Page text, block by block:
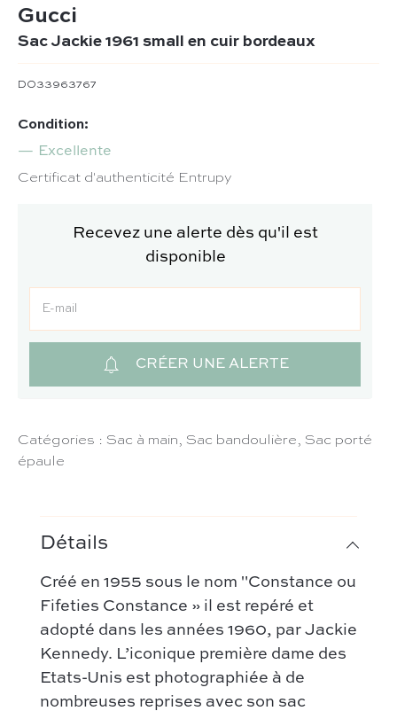
Détails
Créé en 1955 sous le nom "Constance ou
Fifeties Constance » il est repéré et
adopté dans les années 1960, par Jackie
Kennedy. L’iconique première dame des
Etats-Unis est photographiée à de
nombreuses reprises avec son sac
Gucci
Sac Jackie 1961 small en cuir bordeaux
DO33963767
Catégories : Sac à main, Sac bandoulière, Sac porté
épaule
Condition:
Excellente
Certificat d'authenticité Entrupy
Recevez une alerte dès qu'il est
disponible
CRÉER UNE ALERTE